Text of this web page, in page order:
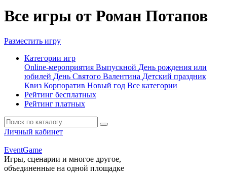
Все игры от Роман Потапов
Разместить игру
Категории игр
Online-мероприятия Выпускной День рождения или
юбилей День Святого Валентина Детский праздник
Квиз Корпоратив Новый год Все категории
Рейтинг бесплатных
Рейтинг платных
Личный кабинет
EventGame
Игры, сценарии и многое другое,
объединенные на одной площадке